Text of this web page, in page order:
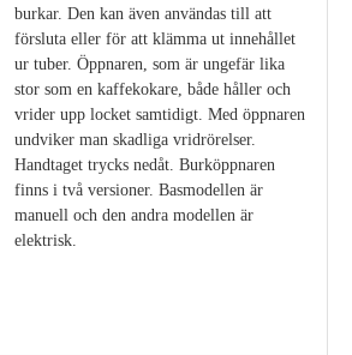
burkar. Den kan även användas till att
försluta eller för att klämma ut innehållet
ur tuber. Öppnaren, som är ungefär lika
stor som en kaffekokare, både håller och
vrider upp locket samtidigt. Med öppnaren
undviker man skadliga vridrörelser.
Handtaget trycks nedåt. Burköppnaren
finns i två versioner. Basmodellen är
manuell och den andra modellen är
elektrisk.